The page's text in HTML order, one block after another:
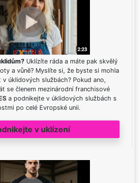
Uklízíte ráda a máte pak skvělý
a vůně? Myslíte si, že byste si mohla
úklidových službách? Pokud ano,
se členem mezinárodní franchisové
a podnikejte v úklidových službách s
po celé Evropské unii.
v uklízení